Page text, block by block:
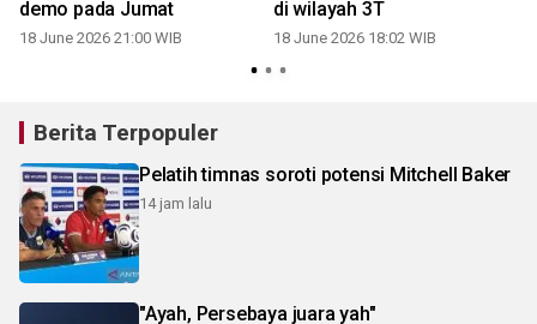
demo pada Jumat
18 June 2026 21:00 WIB
di wilayah 3T
18 June 2026 18:02 WIB
Berita Terpopuler
Pelatih timnas soroti potensi Mitchell Baker
14 jam lalu
"Ayah, Persebaya juara yah"